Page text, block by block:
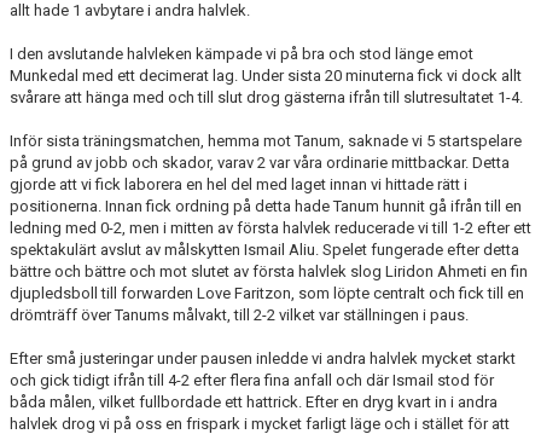
allt hade 1 avbytare i andra halvlek.
I den avslutande halvleken kämpade vi på bra och stod länge emot
Munkedal med ett decimerat lag. Under sista 20 minuterna fick vi dock allt
svårare att hänga med och till slut drog gästerna ifrån till slutresultatet 1-4.
Inför sista träningsmatchen, hemma mot Tanum, saknade vi 5 startspelare
på grund av jobb och skador, varav 2 var våra ordinarie mittbackar. Detta
gjorde att vi fick laborera en hel del med laget innan vi hittade rätt i
positionerna. Innan fick ordning på detta hade Tanum hunnit gå ifrån till en
ledning med 0-2, men i mitten av första halvlek reducerade vi till 1-2 efter ett
spektakulärt avslut av målskytten Ismail Aliu. Spelet fungerade efter detta
bättre och bättre och mot slutet av första halvlek slog Liridon Ahmeti en fin
djupledsboll till forwarden Love Faritzon, som löpte centralt och fick till en
drömträff över Tanums målvakt, till 2-2 vilket var ställningen i paus.
Efter små justeringar under pausen inledde vi andra halvlek mycket starkt
och gick tidigt ifrån till 4-2 efter flera fina anfall och där Ismail stod för
båda målen, vilket fullbordade ett hattrick. Efter en dryg kvart in i andra
halvlek drog vi på oss en frispark i mycket farligt läge och i stället för att